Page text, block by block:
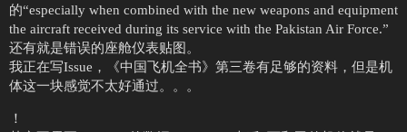
的“especially when combined with the new weapons and equipment
the aircraft received during its service with the Pakistan Air Force.”
还有就是错误的座舱仪表贴图。
我正在写Issue，《中国飞机全书》第三卷有足够的资料，但是机
体这一块感觉不太好通过。。。
！